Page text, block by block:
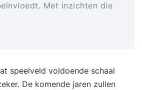
Met inzichten die
speelveld voldoende schaal
De komende jaren zullen